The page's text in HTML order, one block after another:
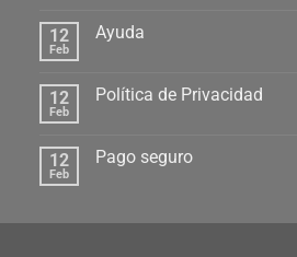
12
Feb
Ayuda
12
Feb
Política de Privacidad
12
Feb
Pago seguro